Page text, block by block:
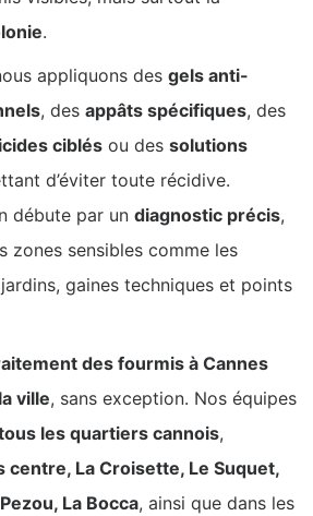
.
appliquons des gels anti-
, des appâts spécifiques, des
ciblés ou des solutions
d’éviter toute récidive.
débute par un diagnostic précis,
zones sensibles comme les
gaines techniques et points
des fourmis à Cannes
ville, sans exception. Nos équipes
les quartiers cannois,
centre, La Croisette, Le Suquet,
La Bocca, ainsi que dans les